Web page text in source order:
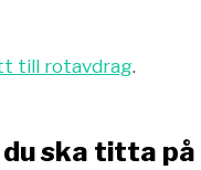
till rotavdrag.
ska titta på